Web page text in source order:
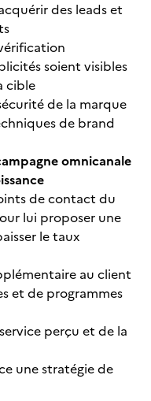
des leads et
soient visibles
cible
de la marque
de brand
omnicanale
de contact du
lui proposer une
le taux
au client
et de programmes
perçu et de la
une stratégie de